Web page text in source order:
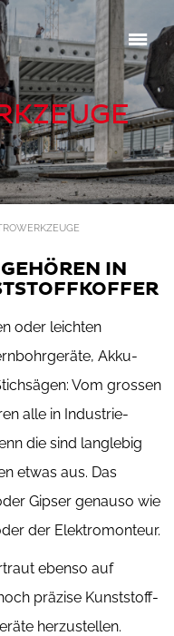
IN
oder leichten
Akku-
Vom grossen
alle in Industrie-
die sind langlebig
etwas aus. Das
Gipser genauso wie
der Elektromonteur.
ebenso auf
präzise Kunststoff-
herzustellen.